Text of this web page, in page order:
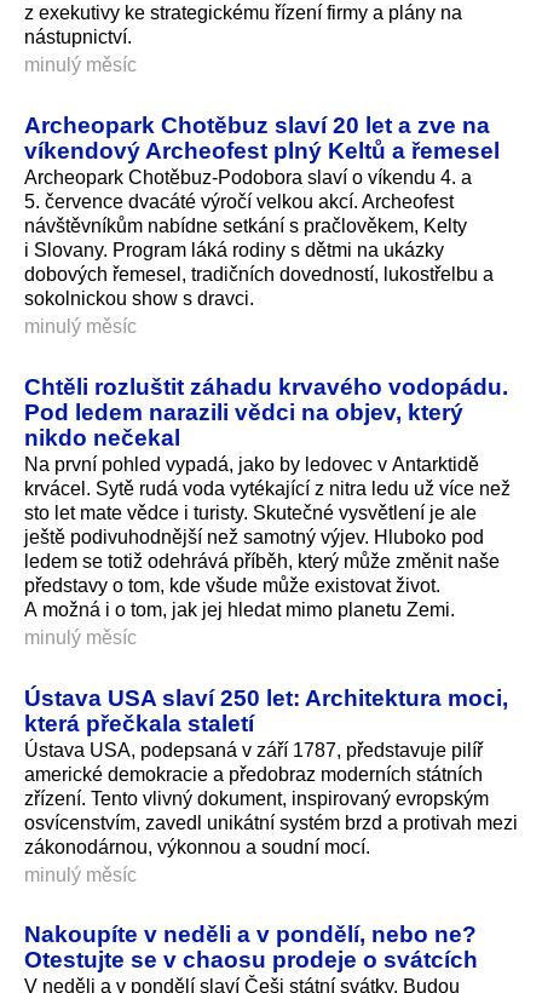
z exekutivy ke strategickému řízení firmy a plány na
nástupnictví.
minulý měsíc
Archeopark Chotěbuz slaví 20 let a zve na
víkendový Archeofest plný Keltů a řemesel
Archeopark Chotěbuz-Podobora slaví o víkendu 4. a
5. července dvacáté výročí velkou akcí. Archeofest
návštěvníkům nabídne setkání s pračlověkem, Kelty
i Slovany. Program láká rodiny s dětmi na ukázky
dobových řemesel, tradičních dovedností, lukostřelbu a
sokolnickou show s dravci.
minulý měsíc
Chtěli rozluštit záhadu krvavého vodopádu.
Pod ledem narazili vědci na objev, který
nikdo nečekal
Na první pohled vypadá, jako by ledovec v Antarktidě
krvácel. Sytě rudá voda vytékající z nitra ledu už více než
sto let mate vědce i turisty. Skutečné vysvětlení je ale
ještě podivuhodnější než samotný výjev. Hluboko pod
ledem se totiž odehrává příběh, který může změnit naše
představy o tom, kde všude může existovat život.
A možná i o tom, jak jej hledat mimo planetu Zemi.
minulý měsíc
Ústava USA slaví 250 let: Architektura moci,
která přečkala staletí
Ústava USA, podepsaná v září 1787, představuje pilíř
americké demokracie a předobraz moderních státních
zřízení. Tento vlivný dokument, inspirovaný evropským
osvícenstvím, zavedl unikátní systém brzd a protivah mezi
zákonodárnou, výkonnou a soudní mocí.
minulý měsíc
Nakoupíte v neděli a v pondělí, nebo ne?
Otestujte se v chaosu prodeje o svátcích
V neděli a v pondělí slaví Češi státní svátky. Budou